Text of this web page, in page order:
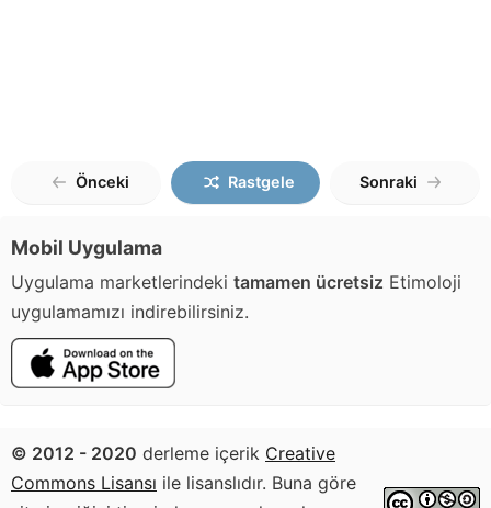
Önceki Rastgele Sonraki
Mobil Uygulama
Uygulama marketlerindeki tamamen ücretsiz Etimoloji
uygulamamızı indirebilirsiniz.
© 2012 - 2020 derleme içerik Creative
Commons Lisansı ile lisanslıdır. Buna göre